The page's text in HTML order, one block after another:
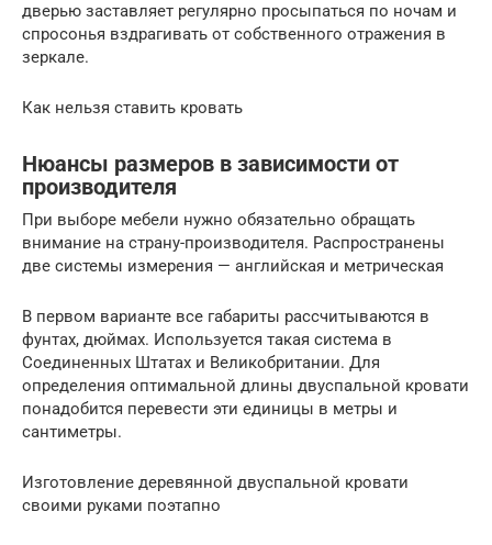
дверью заставляет регулярно просыпаться по ночам и
спросонья вздрагивать от собственного отражения в
зеркале.
Как нельзя ставить кровать
Нюансы размеров в зависимости от
производителя
При выборе мебели нужно обязательно обращать
внимание на страну-производителя. Распространены
две системы измерения — английская и метрическая
В первом варианте все габариты рассчитываются в
фунтах, дюймах. Используется такая система в
Соединенных Штатах и Великобритании. Для
определения оптимальной длины двуспальной кровати
понадобится перевести эти единицы в метры и
сантиметры.
Изготовление деревянной двуспальной кровати
своими руками поэтапно